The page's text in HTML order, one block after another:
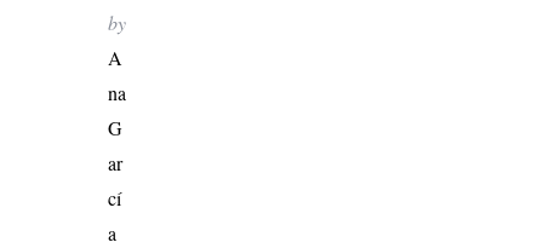
by
A
na
G
ar
cí
a